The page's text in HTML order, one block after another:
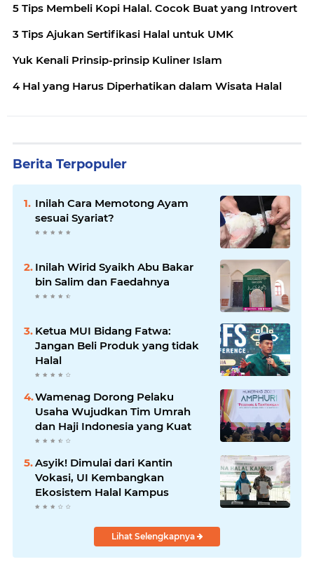
5 Tips Membeli Kopi Halal. Cocok Buat yang Introvert
3 Tips Ajukan Sertifikasi Halal untuk UMK
Yuk Kenali Prinsip-prinsip Kuliner Islam
4 Hal yang Harus Diperhatikan dalam Wisata Halal
Berita Terpopuler
Inilah Cara Memotong Ayam
sesuai Syariat?
Inilah Wirid Syaikh Abu Bakar
bin Salim dan Faedahnya
Ketua MUI Bidang Fatwa:
Jangan Beli Produk yang tidak
Halal
Wamenag Dorong Pelaku
Usaha Wujudkan Tim Umrah
dan Haji Indonesia yang Kuat
Asyik! Dimulai dari Kantin
Vokasi, UI Kembangkan
Ekosistem Halal Kampus
Lihat Selengkapnya